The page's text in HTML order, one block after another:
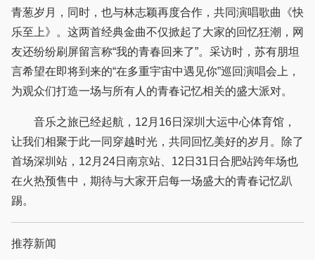
青葱岁月，同时，也与林志颖再度合作，共同演唱歌曲《快
乐至上》。这两首经典金曲不仅掀起了大家的回忆狂潮，网
友还纷纷刷屏留言称“我的青春回来了”。采访时，苏有朋坦
言希望在即将到来的“在多重宇宙中遇见你”巡回演唱会上，
为观众们打造一场与所有人的青春记忆相关的盛大派对。
音乐之旅已经起航，12月16日深圳大运中心体育馆，
让我们相聚于此一同穿越时光，共同回忆美好的岁月。除了
首场深圳站，12月24日南京站、12日31日合肥站跨年场也
在火热预售中，期待与大家开启每一场盛大的青春记忆趴
踢。
推荐新闻